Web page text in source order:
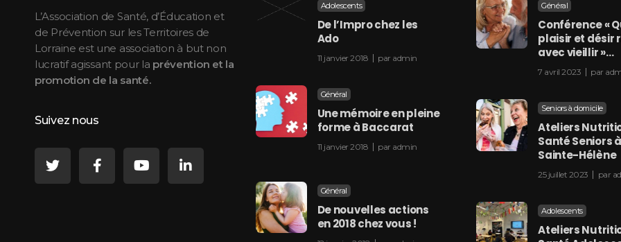
L’Association de Santé, d’Éducation et
de Prévention sur les Territoires de
Lorraine est une association à but non
lucratif agissant pour la prévention et la
promotion de la santé.
Suivez nous
Adolescents
De l’Impro chez les
Ado
11 janvier 2018 par admin
Général
Une mémoire en pleine
forme à Baccarat
11 janvier 2018 par admin
Général
De nouvelles actions
en 2018 chez vous !
Général
Conférence «
plaisir et désir
avec vieillir »…
7 avril 2023 par
Seniors à domicile
Ateliers
Santé Seniors à
Sainte-Hélène
25 juillet 2023 par
Adolescents
Ateliers